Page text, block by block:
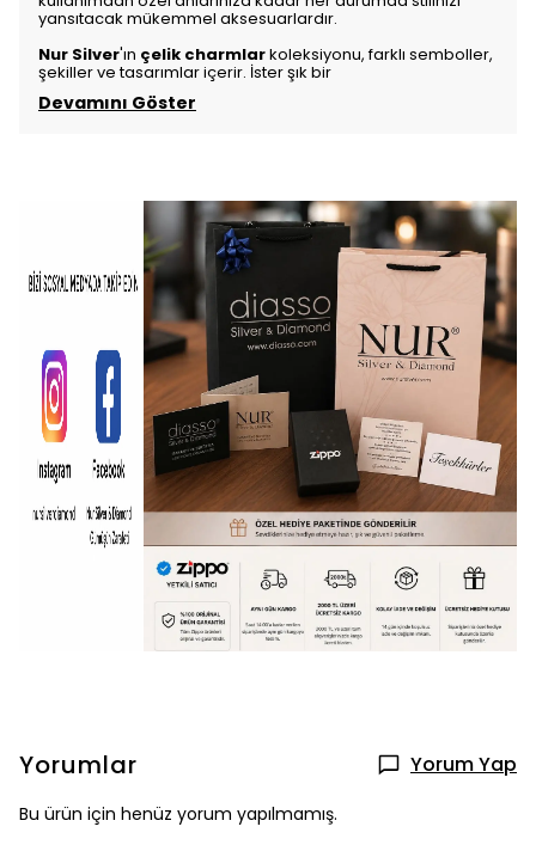
yansıtacak mükemmel aksesuarlardır.
Nur Silver'ın çelik charmlarkoleksiyonu, farklı semboller,
şekiller ve tasarımlar içerir. İster şık bir
Devamını Göster
Yorumlar Yorum Yap
Bu ürün için henüz yorum yapılmamış.